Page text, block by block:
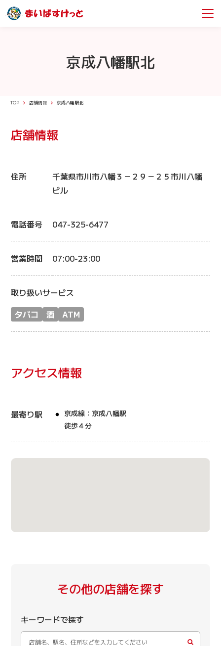
京成八幡駅北
TOP 店舗情報 京成八幡駅北
店舗情報
住所
千葉県市川市八幡３－２９－２５市川八幡
ビル
電話番号 047-325-6477
営業時間 07:00-23:00
取り扱いサービス
タバコ
酒 ATM
アクセス情報
最寄り駅
京成線：京成八幡駅
徒歩４分
その他の店舗を探す
キーワードで探す